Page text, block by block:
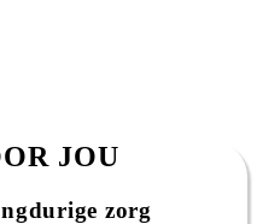
JOU
zorg